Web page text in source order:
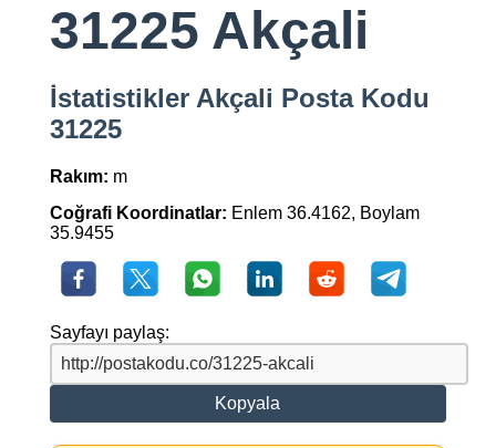
31225 Akçali
İstatistikler Akçali Posta Kodu
31225
Rakım: m
Coğrafi Koordinatlar: Enlem 36.4162, Boylam
35.9455
Sayfayı paylaş:
Kopyala